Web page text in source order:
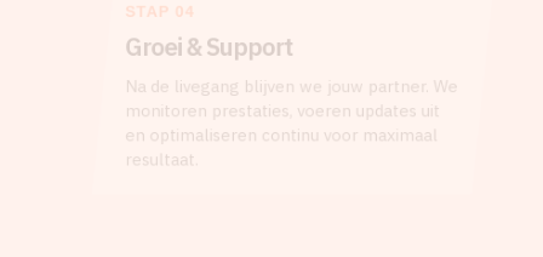
STAP 04
Groei & Support
Na de livegang blijven we jouw partner. We
monitoren prestaties, voeren updates uit
en optimaliseren continu voor maximaal
resultaat.